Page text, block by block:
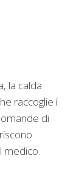
la calda
raccoglie i
di
medico.